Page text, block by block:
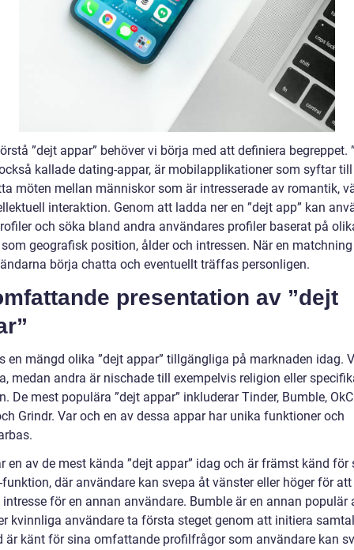
”dejt appar” behöver vi börja med att definiera begreppet.
kallade dating-appar, är mobilapplikationer som syftar
möten mellan människor som är intresserade av romantik,
interaktion. Genom att ladda ner en ”dejt app” kan
och söka bland andra användares profiler baserat på
som geografisk position, ålder och intressen. När en
börja chatta och eventuellt träffas personligen.
presentation av ”dejt
en mängd olika ”dejt appar” tillgängliga på marknaden idag.
medan andra är nischade till exempelvis religion eller
De mest populära ”dejt appar” inkluderar Tinder, Bumble,
Grindr. Var och en av dessa appar har unika funktioner och
en av de mest kända ”dejt appar” idag och är främst känd för
där användare kan svepa åt vänster eller höger för att
för en annan användare. Bumble är en annan populär
kvinnliga användare ta första steget genom att initiera
är känt för sina omfattande profilfrågor som användare kan